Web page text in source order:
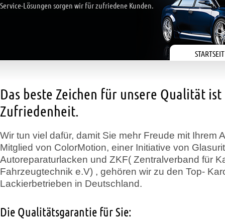
Service-Lösungen sorgen wir für zufriedene Kunden.
Das beste Zeichen für unsere Qualität
Zufriedenheit.
Wir tun viel dafür, damit Sie mehr Freude mit Ihrem
Mitglied von ColorMotion, einer Initiative von Glasurit
Autoreparaturlacken und ZKF( Zentralverband für
Fahrzeugtechnik e.V) , gehören wir zu den Top-
Lackierbetrieben in Deutschland.
Die Qualitätsgarantie für Sie: